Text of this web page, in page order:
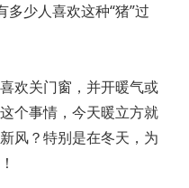
少人喜欢这种“猪”过
欢关门窗，并开暖气或
个事情，今天暖立方就
风？特别是在冬天，为